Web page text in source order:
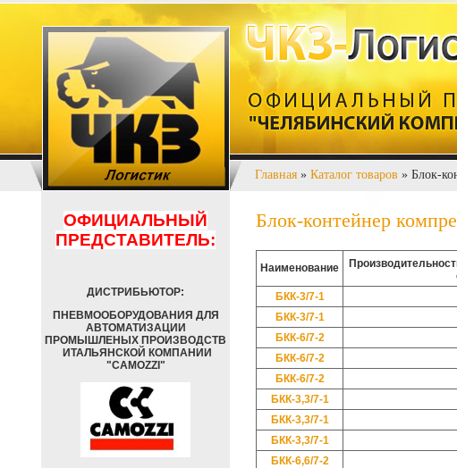
Главная » Каталог товаров » Блок-
ОФИЦИАЛЬНЫЙ
ПРЕДСТАВИТЕЛЬ:
ДИСТРИБЬЮТОР:
ПНЕВМООБОРУДОВАНИЯ ДЛЯ
АВТОМАТИЗАЦИИ
ПРОМЫШЛЕНЫХ ПРОИЗВОДСТВ
ИТАЛЬЯНСКОЙ КОМПАНИИ
"CAMOZZI"
Блок-контейнер
Наименование
БКК-3/7-1
БКК-3/7-1
БКК-6/7-2
БКК-6/7-2
БКК-6/7-2
БКК-3,3/7-1
БКК-3,3/7-1
БКК-3,3/7-1
БКК-6,6/7-2